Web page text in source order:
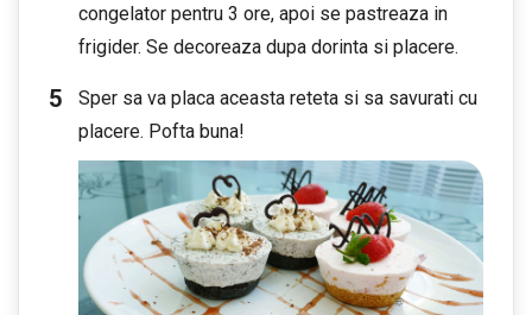
congelator pentru 3 ore, apoi se pastreaza in
frigider. Se decoreaza dupa dorinta si placere.
Sper sa va placa aceasta reteta si sa savurati cu
placere. Pofta buna!